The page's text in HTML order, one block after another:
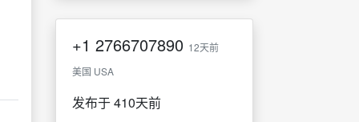
+1 2766707890 12天前
美国 USA
发布于 410天前